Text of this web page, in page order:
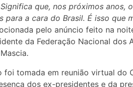
que, nos próximos anos,
para a cara do Brasil. É isso que
pelo anúncio feito na
da Federação Nacional dos
foi tomada em reunião virtual do
dos ex-presidentes e da